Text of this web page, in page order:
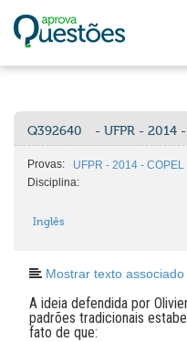
Q392640 - UFPR - 2014
Provas:
UFPR - 2014 -
Disciplina:
Inglês
Mostrar texto
A ideia defendida por
padrões tradicionais
fato de que: